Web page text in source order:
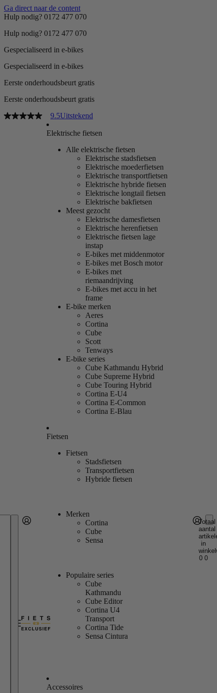
Ga direct naar de content
Hulp nodig? 0172 477 070
Hulp nodig? 0172 477 070
Gespecialiseerd in e-bikes
Gespecialiseerd in e-bikes
Eerste onderhoudsbeurt gratis
Eerste onderhoudsbeurt gratis
9.5Uitstekend
Elektrische fietsen
Alle elektrische fietsen
Elektrische stadsfietsen
Elektrische moederfietsen
Elektrische transportfietsen
Elektrische hybride fietsen
Elektrische longtail fietsen
Elektrische bakfietsen
Meest gezocht
Elektrische damesfietsen
Elektrische herenfietsen
Elektrische fietsen lage
instap
E-bikes met middenmotor
E-bikes met Bosch motor
E-bikes met
riemaandrijving
E-bikes met accu in het
frame
E-bike merken
Aeres
Cortina
Cube
Scott
Tenways
E-bike series
Cube Kathmandu Hybrid
Cube Supreme Hybrid
Cube Touring Hybrid
Cortina E-U4
Cortina E-Common
Cortina E-Blau
Fietsen
Fietsen
Stadsfietsen
Transportfietsen
Hybride fietsen
Merken
Cortina
Cube
Sensa
Populaire series
Cube
Kathmandu
Cube Editor
Cortina U4
Transport
Cortina Tide
Sensa Cintura
Accessoires
Andere inlogoptiesInloggen
Totaal
aantal
in
0 0